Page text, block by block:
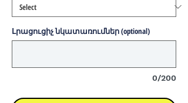
Լրացուցիչ նկատառումներ (optional)
0/200